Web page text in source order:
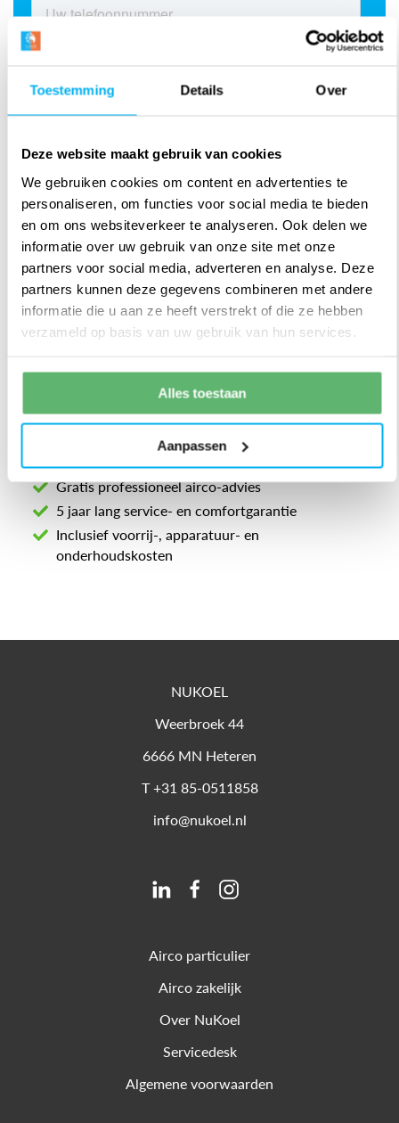
Toestemming Details Over
Deze website maakt gebruik van cookies
We gebruiken cookies om content en advertenties te
personaliseren, om functies voor social media te bieden
en om ons websiteverkeer te analyseren. Ook delen we
informatie over uw gebruik van onze site met onze
partners voor social media, adverteren en analyse. Deze
partners kunnen deze gegevens combineren met andere
informatie die u aan ze heeft verstrekt of die ze hebben
verzameld op basis van uw gebruik van hun services.
Alles toestaan
Aanpassen
Gratis professioneel airco-advies
5 jaar lang service- en comfortgarantie
Inclusief voorrij-, apparatuur- en
onderhoudskosten
NUKOEL
Weerbroek 44
6666 MN Heteren
T+31 85-0511858
info@nukoel.nl
Airco particulier
Airco zakelijk
Over NuKoel
Servicedesk
Algemene voorwaarden